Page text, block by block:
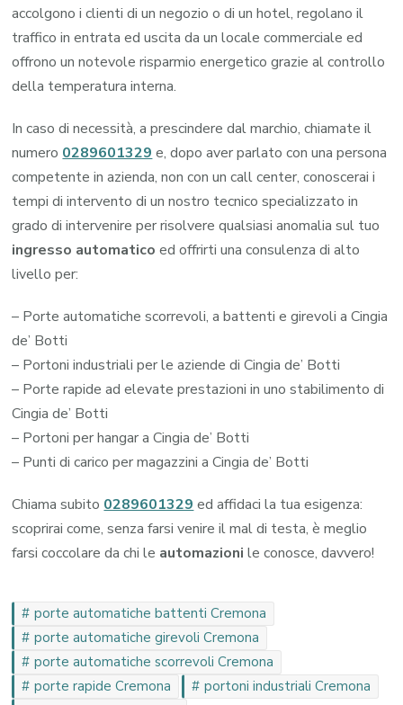
accolgono i clienti di un negozio o di un hotel, regolano il
traffico in entrata ed uscita da un locale commerciale ed
offrono un notevole risparmio energetico grazie al controllo
della temperatura interna.
In caso di necessità, a prescindere dal marchio, chiamate il
numero 0289601329 e, dopo aver parlato con una persona
competente in azienda, non con un call center, conoscerai i
tempi di intervento di un nostro tecnico specializzato in
grado di intervenire per risolvere qualsiasi anomalia sul tuo
ingresso automatico ed offrirti una consulenza di alto
livello per:
– Porte automatiche scorrevoli, a battenti e girevoli a Cingia
de’ Botti
– Portoni industriali per le aziende di Cingia de’ Botti
– Porte rapide ad elevate prestazioni in uno stabilimento di
Cingia de’ Botti
– Portoni per hangar a Cingia de’ Botti
– Punti di carico per magazzini a Cingia de’ Botti
Chiama subito 0289601329 ed affidaci la tua esigenza:
scoprirai come, senza farsi venire il mal di testa, è meglio
farsi coccolare da chi le automazioni le conosce, davvero!
porte automatiche battenti Cremona
porte automatiche girevoli Cremona
porte automatiche scorrevoli Cremona
porte rapide Cremona
portoni industriali Cremona